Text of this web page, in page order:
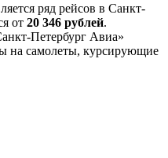
ряд рейсов в Санкт-
от 20 346 рублей.
Петербург Авиа»
на самолеты, курсирующие